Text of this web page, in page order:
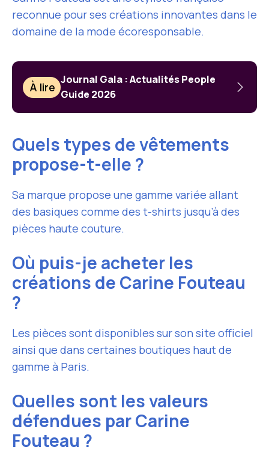
reconnue pour ses créations innovantes dans le
domaine de la mode écoresponsable.
À lire
Journal Gala : Actualités People
Guide 2026
Quels types de vêtements
propose-t-elle ?
Sa marque propose une gamme variée allant
des basiques comme des t-shirts jusqu’à des
pièces haute couture.
Où puis-je acheter les
créations de Carine Fouteau
?
Les pièces sont disponibles sur son site officiel
ainsi que dans certaines boutiques haut de
gamme à Paris.
Quelles sont les valeurs
défendues par Carine
Fouteau ?